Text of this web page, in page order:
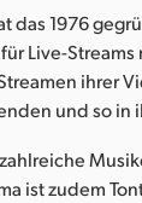
das 1976
Live-
ihrer
und so in
ist zudem